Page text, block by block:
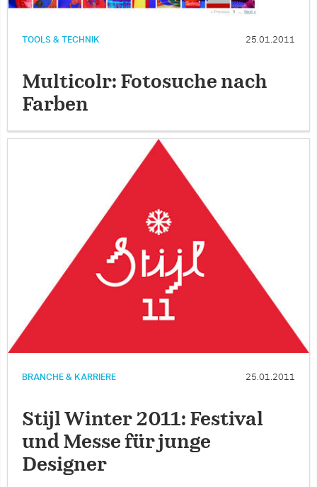
TOOLS & TECHNIK 25.01.2011
Multicolr: Fotosuche nach
Farben
BRANCHE & KARRIERE 25.01.2011
Stijl Winter 2011: Festival
und Messe für junge
Designer